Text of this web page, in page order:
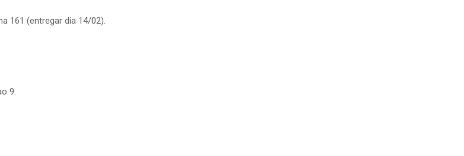
161 (entregar dia 14/02).
9.